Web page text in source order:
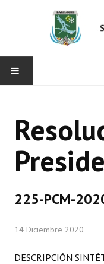
CONCEJO
Bloques Políticos
Comisiones
Comisiones Especiales
Concejales Mandato
225-PCM-
14 Diciembre 2020
DESCRIPCIÓN